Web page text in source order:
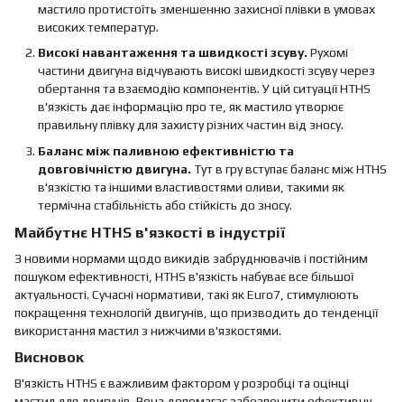
мастило протистоїть зменшенню захисної плівки в умовах
високих температур.
Високі навантаження та швидкості зсуву. Рухомі
частини двигуна відчувають високі швидкості зсуву через
обертання та взаємодію компонентів. У цій ситуації HTHS
в'язкість дає інформацію про те, як мастило утворює
правильну плівку для захисту різних частин від зносу.
Баланс між паливною ефективністю та
довговічністю двигуна. Тут в гру вступає баланс між HTHS
в'язкістю та іншими властивостями оливи, такими як
термічна стабільність або стійкість до зносу.
Майбутнє HTHS в'язкості в індустрії
З новими нормами щодо викидів забруднювачів і постійним
пошуком ефективності, HTHS в'язкість набуває все більшої
актуальності. Сучасні нормативи, такі як Euro7, стимулюють
покращення технологій двигунів, що призводить до тенденції
використання мастил з нижчими в'язкостями.
Висновок
В'язкість HTHS є важливим фактором у розробці та оцінці